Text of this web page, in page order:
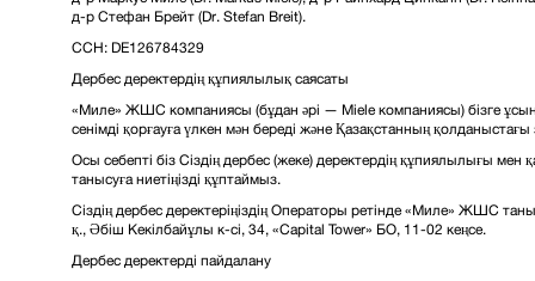
д-р Стефан Брейт (Dr. Stefan Breit).
ССН: DE126784329
Дербес деректердің құпиялылық саясаты
«Миле» ЖШС компаниясы (бұдан әрі — Miele компаниясы) бізге
сенімді қорғауға үлкен мән береді және Қазақстанның
Осы себепті біз Сіздің дербес (жеке) деректердің құпиялылығы мен
танысуға ниетіңізді құптаймыз.
Сіздің дербес деректеріңіздің Операторы ретінде «Миле» ЖШС
қ., Әбіш Кекілбайұлы к-сі, 34, «Capital Tower» БО, 11-02 кеңсе.
Дербес деректерді пайдалану